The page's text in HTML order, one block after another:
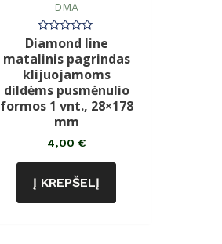
DMA
Įvertinimas:
0
5
Diamond line
matalinis pagrindas
klijuojamoms
dildėms pusmėnulio
formos 1 vnt., 28×178
mm
4,00 €
Į KREPŠELĮ